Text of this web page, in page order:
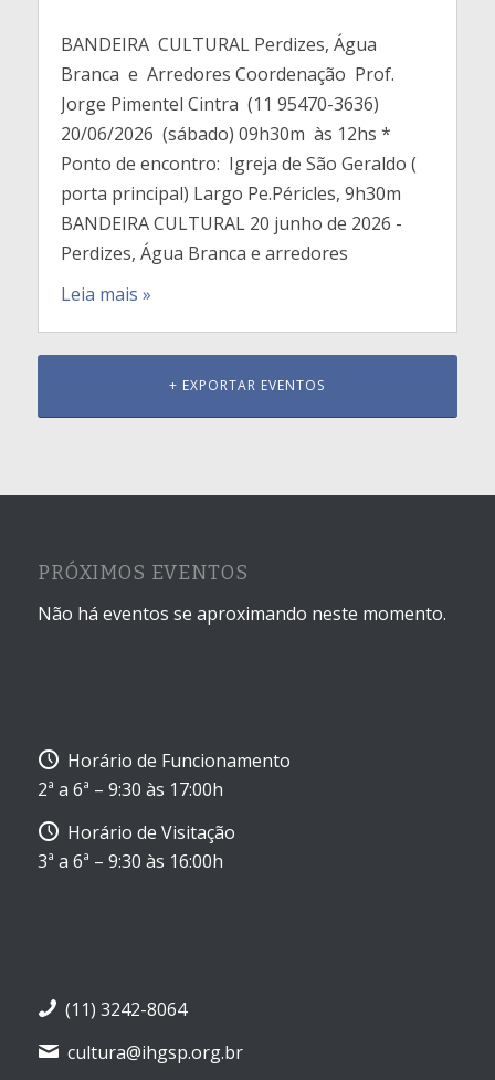
BANDEIRA CULTURAL Perdizes, Água
Branca e Arredores Coordenação Prof.
Jorge Pimentel Cintra (11 95470-3636)
20/06/2026 (sábado) 09h30m às 12hs *
Ponto de encontro: Igreja de São Geraldo (
porta principal) Largo Pe.Péricles, 9h30m
BANDEIRA CULTURAL 20 junho de 2026 -
Perdizes, Água Branca e arredores
Leia mais »
Eventos
por
+ EXPORTAR EVENTOS
PRÓXIMOS EVENTOS
Não há eventos se aproximando neste momento.
Horário de Funcionamento
2ª a 6ª – 9:30 às 17:00h
Horário de Visitação
3ª a 6ª – 9:30 às 16:00h
(11) 3242-8064
cultura@ihgsp.org.br